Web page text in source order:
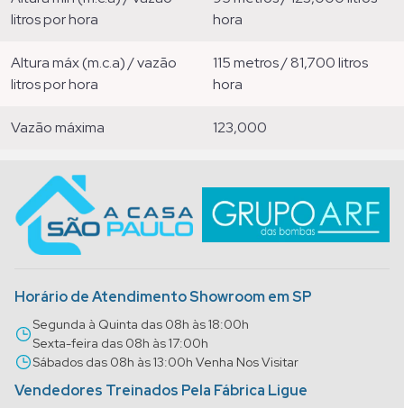
litros por hora
hora
altura máx (m.c.a) / vazão
litros por hora
115 metros / 81,700 litros
hora
vazão máxima 123,000
Horário de Atendimento Showroom em SP
Segunda à Quinta das 08h às 18:00h
Sexta-feira das 08h às 17:00h
Sábados das 08h às 13:00h Venha Nos Visitar
Vendedores Treinados Pela Fábrica Ligue